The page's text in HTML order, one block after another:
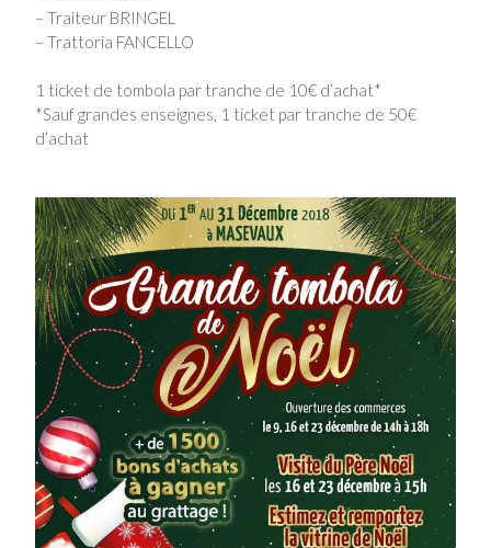
– Traiteur BRINGEL
– Trattoria FANCELLO
1 ticket de tombola par tranche de 10€ d’achat*
*Sauf grandes enseignes, 1 ticket par tranche de 50€
d’achat